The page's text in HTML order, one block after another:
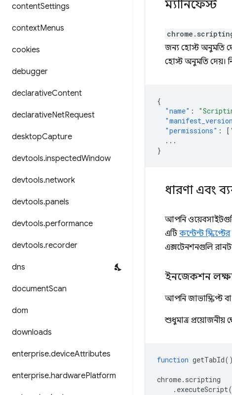
contentSettings
contextMenus
cookies
debugger
declarativeContent
declarativeNetRequest
desktopCapture
devtools.inspectedWindow
devtools.network
devtools.panels
devtools.performance
devtools.recorder
dns
documentScan
dom
downloads
enterprise.deviceAttributes
enterprise.hardwarePlatform
ম্যানিফেস্ট
জন্য হোস্ট অনুমতি
হোস্ট অনুমতি দেয়।
{
"name" :
"permissions" : [
...
}
ধারণা এবং
আপনি
এটিকন্টেন্ট স্ক্রিপ্টের
এক্সটেনশনগুলি
ইনজেকশন
আপনি জাভাস্ক্রিপ্ট
শুধুমাত্র প্রয়োজনীয়
function getTabId()
chrome. scripting
. executeScript